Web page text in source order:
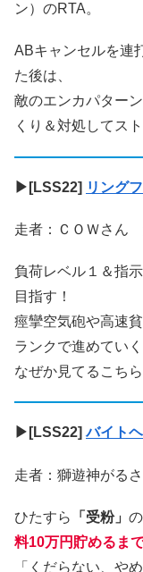
ン）のRTA。
ABキャンセルを連
た後は、
敵のエンカパター
くり＆対処してス
▶[LSS22] リング
走者：ＣＯＷさん
負荷レベル１＆指
目指す！
痙攣空気砲や高速
ランクで進めてい
なぜか見てるこち
▶[LSS22]バイト
走者：獅遊神がる
ひたすら 「受粉」
料10万円貯めるま
「くだらない、や